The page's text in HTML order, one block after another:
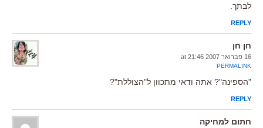
לבתך.
REPLY
חן חן
16 פברואר 2007 at 21:46
PERMALINK
"הספינה"? אתה ודאי מתכוון ל"הצוללת"?
REPLY
חתום למחיקה